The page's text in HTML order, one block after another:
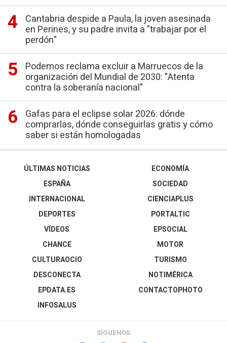
Cantabria despide a Paula, la joven asesinada
en Perines, y su padre invita a "trabajar por el
perdón"
Podemos reclama excluir a Marruecos de la
organización del Mundial de 2030: "Atenta
contra la soberanía nacional"
Gafas para el eclipse solar 2026: dónde
comprarlas, dónde conseguirlas gratis y cómo
saber si están homologadas
ÚLTIMAS NOTICIAS
ESPAÑA
INTERNACIONAL
DEPORTES
VÍDEOS
ECONOMÍA
SOCIEDAD
CIENCIAPLUS
PORTALTIC
EPSOCIAL
CHANCE
CULTURAOCIO
DESCONECTA
EPDATA.ES
INFOSALUS
MOTOR
TURISMO
NOTIMÉRICA
CONTACTOPHOTO
SÍGUENOS